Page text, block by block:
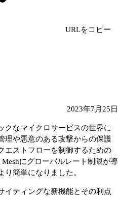
URLをコピー
2023年7月25日
クなマイクロサービスの世界に
理や悪意のある攻撃からの保護
エストフローを制御するための
にグローバルレート制限が導
り簡単になりました。
イティングな新機能とその利点